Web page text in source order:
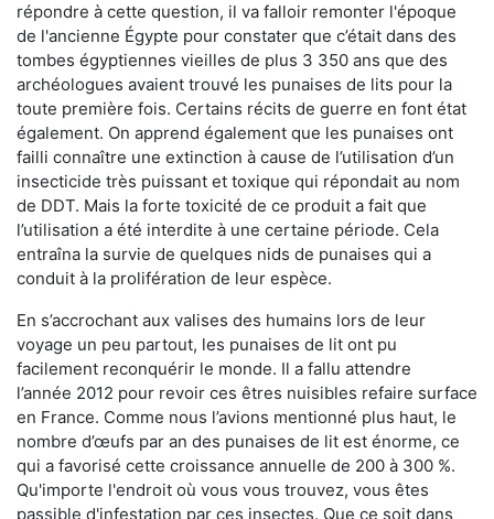
répondre à cette question, il va falloir remonter l'époque
de l'ancienne Égypte pour constater que c’était dans des
tombes égyptiennes vieilles de plus 3 350 ans que des
archéologues avaient trouvé les punaises de lits pour la
toute première fois. Certains récits de guerre en font état
également. On apprend également que les punaises ont
failli connaître une extinction à cause de l’utilisation d’un
insecticide très puissant et toxique qui répondait au nom
de DDT. Mais la forte toxicité de ce produit a fait que
l’utilisation a été interdite à une certaine période. Cela
entraîna la survie de quelques nids de punaises qui a
conduit à la prolifération de leur espèce.
En s’accrochant aux valises des humains lors de leur
voyage un peu partout, les punaises de lit ont pu
facilement reconquérir le monde. Il a fallu attendre
l’année 2012 pour revoir ces êtres nuisibles refaire surface
en France. Comme nous l’avions mentionné plus haut, le
nombre d’œufs par an des punaises de lit est énorme, ce
qui a favorisé cette croissance annuelle de 200 à 300 %.
Qu'importe l'endroit où vous vous trouvez, vous êtes
passible d'infestation par ces insectes. Que ce soit dans